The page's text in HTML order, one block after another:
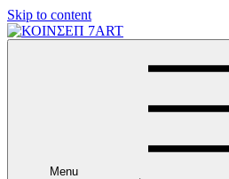
Skip to content
Menu